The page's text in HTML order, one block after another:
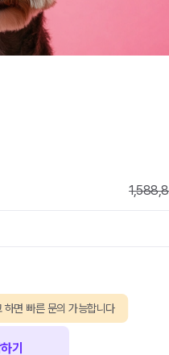
기
면 빠른 문의 가능합니다